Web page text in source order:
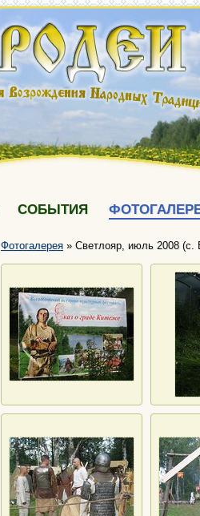
СОБЫТИЯ
Фотогалерея » Светлояр, июль 2008 (с.